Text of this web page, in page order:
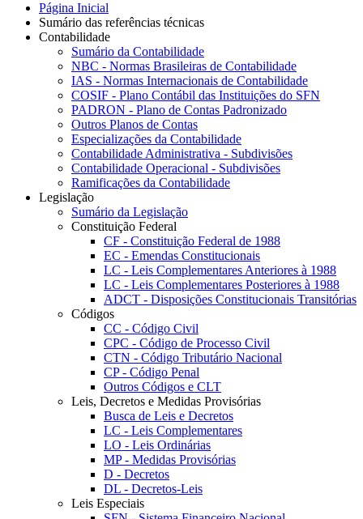
Página Inicial
Sumário das referências técnicas
Contabilidade
Sumário da Contabilidade
NBC - Normas Brasileiras de Contabilidade
IAS - Normas Internacionais de Contabilidade
COSIF - Plano Contábil das Instituições do SFN
PADRON - Plano de Contas Padronizado
Outros Planos de Contas
Especializações da Contabilidade
Contabilidade Administrativa - Subdivisões
Contabilidade Operacional - Subdivisões
Ramificações da Contabilidade
Legislação
Sumário da Legislação
Constituição Federal
CF - Constituição Federal de 1988
EC - Emendas Constitucionais
LC - Leis Complementares Anteriores à 1988
LC - Leis Complementares Posteriores à 1988
ADCT - Disposições Constitucionais Transitórias
Códigos
CC - Código Civil
CPC - Código de Processo Civil
CTN - Código Tributário Nacional
CP - Código Penal
Outros Códigos e CLT
Leis, Decretos e Medidas Provisórias
Busca de Leis e Decretos
LC - Leis Complementares
LO - Leis Ordinárias
MP - Medidas Provisórias
D - Decretos
DL - Decretos-Leis
Leis Especiais